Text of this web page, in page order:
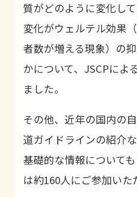
質がどのように変化し
変化がウェルテル効果
者数が増える現象）の
かについて、JSCPによ
ました。
その他、近年の国内の
道ガイドラインの紹介
基礎的な情報について
は約160人にご参加いた